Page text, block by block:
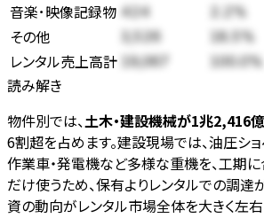
音楽･映像記録物 424 %
その他 3,526 18.5 %
レンタル売上高計 19,067 100.0%
読み解き
物件別では、土木・建設機械が1兆2,416
6割超を占めます。建設現場では、油圧ショ
作業車・発電機など多様な重機を、工期
だけ使うため、保有よりレンタルでの調達
資の動向がレンタル市場全体を大きく左右